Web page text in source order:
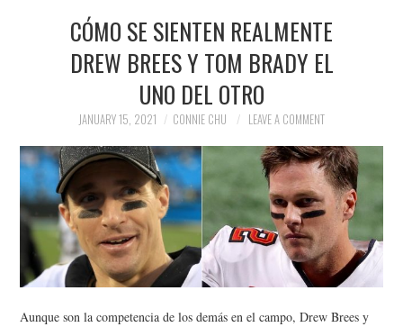
NEWS
POLITICS
SOCIETY
SPORTS
TECHNOLOGY
CÓMO SE SIENTEN REALMENTE
DREW BREES Y TOM BRADY EL
UNO DEL OTRO
JANUARY 15, 2021 CONNIE CHU LEAVE A COMMENT
Aunque son la competencia de los demás en el campo, Drew Brees y